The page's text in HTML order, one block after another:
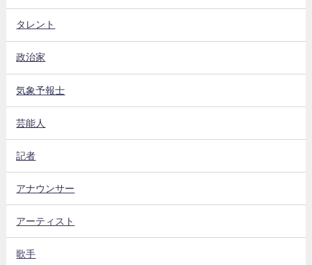
タレント
政治家
気象予報士
芸能人
記者
アナウンサー
アーティスト
歌手